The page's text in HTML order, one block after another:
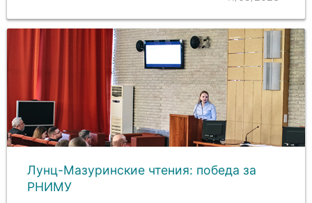
Лунц-Мазуринские чтения: победа за
РНИМУ